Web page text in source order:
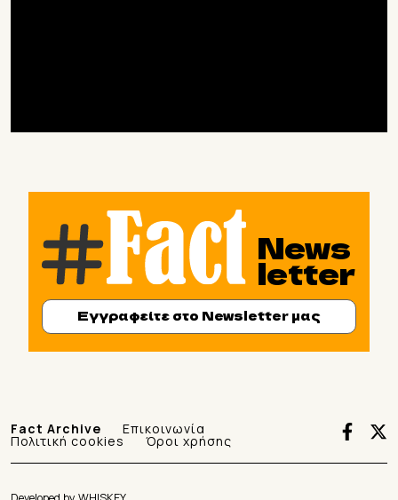
News
letter
Εγγραφείτε στο Newsletter μας
Fact Archive Επικοινωνία
Πολιτική cookies Όροι χρήσης